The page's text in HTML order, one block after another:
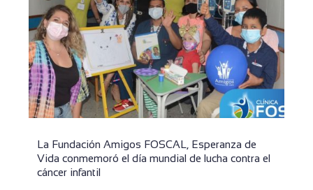
La Fundación Amigos FOSCAL, Esperanza de
Vida conmemoró el día mundial de lucha contra el
cáncer infantil